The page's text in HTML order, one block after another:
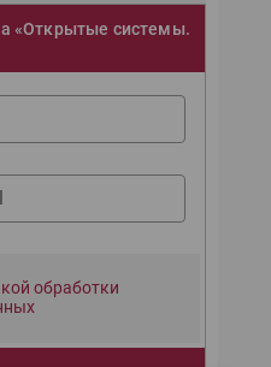
«Открытые системы.
обработки